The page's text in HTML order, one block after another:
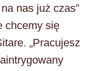
nas już czas”
chcemy się
„Pracujesz